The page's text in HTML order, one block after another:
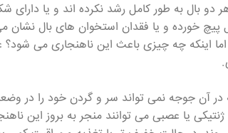
دو بال به طور کامل رشد نکرده اند و یا
پیچ خورده و یا فقدان استخوان های بال
اینکه چه چیزی باعث این ناهنجاری می شود؟
آن جوجه نمی تواند سر و گردن خود را در
یا عصبی می توانند منجر به بروز این